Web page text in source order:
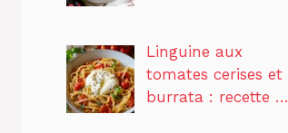
Linguine aux
tomates cerises et
burrata : recette …